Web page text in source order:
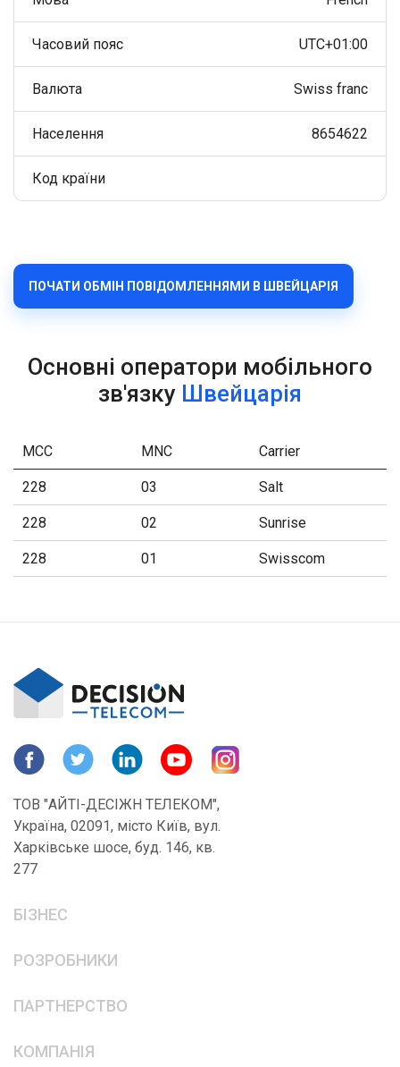
Часовий пояс UTC+01:00
Валюта Swiss franc
Населення 8654622
Код країни
ПОЧАТИ ОБМІН ПОВІДОМЛЕННЯМИ В ШВЕЙЦАРІЯ
Основні оператори мобільного
зв'язку Швейцарія
MCC MNC Carrier
228 03 Salt
228 02 Sunrise
228 01 Swisscom
ТОВ "АЙТІ-ДЕСІЖН ТЕЛЕКОМ",
Україна, 02091, місто Київ, вул.
Харківське шосе, буд. 146, кв.
277
БІЗНЕС
РОЗРОБНИКИ
ПАРТНЕРСТВО
КОМПАНІЯ